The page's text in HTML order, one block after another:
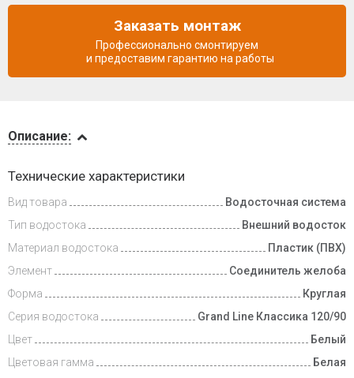
и оплата
Описание:
Технические характеристики
Вид товара
Водосточная система
Тип водостока
Внешний водосток
Материал водостока
Пластик (ПВХ)
Элемент
Соединитель желоба
Форма
Круглая
Серия водостока
Grand Line Классика 120/90
Цвет
Белый
Цветовая гамма
Белая
Заказать монтаж
Профессионально смонтируем
и предоставим гарантию на работы